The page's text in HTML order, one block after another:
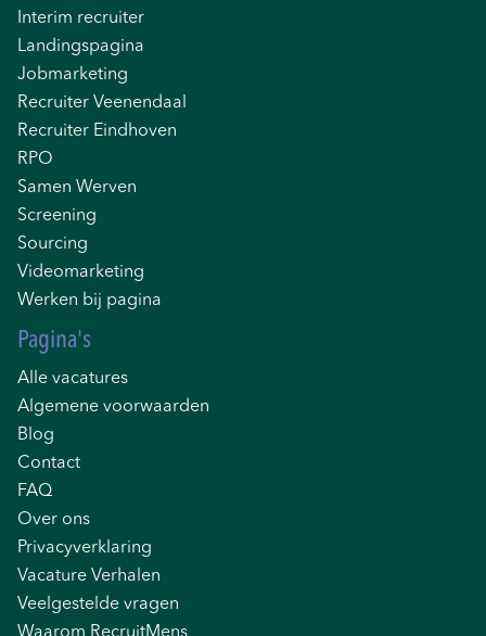
Interim recruiter
Landingspagina
Jobmarketing
Recruiter Veenendaal
Recruiter Eindhoven
RPO
Samen Werven
Screening
Sourcing
Videomarketing
Werken bij pagina
Pagina's
Alle vacatures
Algemene voorwaarden
Blog
Contact
FAQ
Over ons
Privacyverklaring
Vacature Verhalen
Veelgestelde vragen